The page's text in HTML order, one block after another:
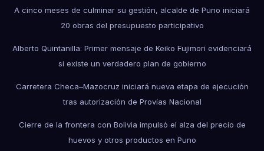
A cinco meses de culminar su gestión, alcalde de Puno iniciará
20 obras del presupuesto participativo
Alberto Quintanilla: Primer mensaje de Keiko Fujimori evidenciará
si existe un verdadero plan de gobierno
Carretera Checa–Mazocruz iniciará nueva etapa de ejecución
tras autorización de Provías Nacional
Cierre de la frontera con Bolivia impulsó el alza del precio de
huevos y otros productos en Puno